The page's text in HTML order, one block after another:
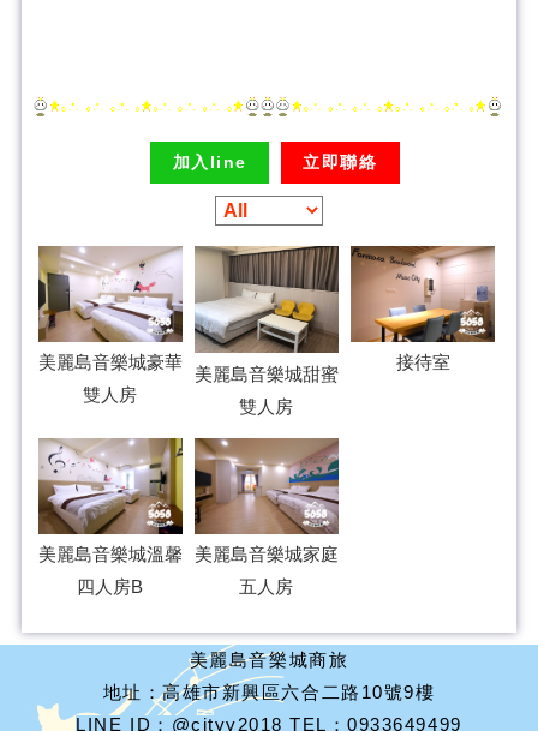
加入line 立即聯絡
美麗島音樂城豪華
雙人房
美麗島音樂城甜蜜
雙人房
接待室
美麗島音樂城溫馨
四人房B
美麗島音樂城家庭
五人房
美麗島音樂城商旅
地址：高雄市新興區六合二路10號9樓
LINE ID：@cityy2018 TEL：0933649499